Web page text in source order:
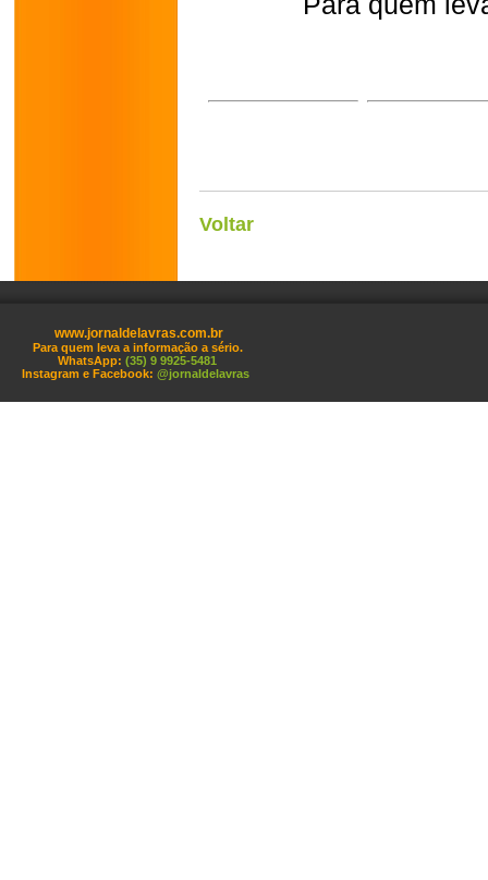
Voltar
www.jornaldelavras.com.br
Para quem leva a informação a sério.
WhatsApp: (35) 9 9925-5481
Instagram e Facebook: @jornaldelavras